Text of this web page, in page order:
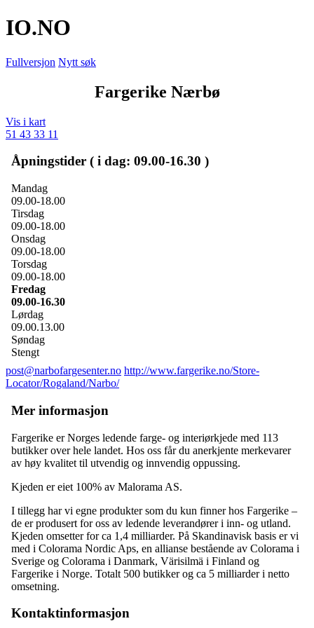
IO.NO
Fullversjon Nytt søk
Fargerike Nærbø
Vis i kart
51 43 33 11
Åpningstider ( i dag: 09.00-16.30 )
Mandag
09.00-18.00
Tirsdag
09.00-18.00
Onsdag
09.00-18.00
Torsdag
09.00-18.00
Fredag
09.00-16.30
Lørdag
09.00.13.00
Søndag
Stengt
post@narbofargesenter.no http://www.fargerike.no/Store-
Locator/Rogaland/Narbo/
Mer informasjon
Fargerike er Norges ledende farge- og interiørkjede med 113
butikker over hele landet. Hos oss får du anerkjente merkevarer
av høy kvalitet til utvendig og innvendig oppussing.
Kjeden er eiet 100% av Malorama AS.
I tillegg har vi egne produkter som du kun finner hos Fargerike –
de er produsert for oss av ledende leverandører i inn- og utland.
Kjeden omsetter for ca 1,4 milliarder. På Skandinavisk basis er vi
med i Colorama Nordic Aps, en allianse bestående av Colorama i
Sverige og Colorama i Danmark, Värisilmä i Finland og
Fargerike i Norge. Totalt 500 butikker og ca 5 milliarder i netto
omsetning.
Kontaktinformasjon